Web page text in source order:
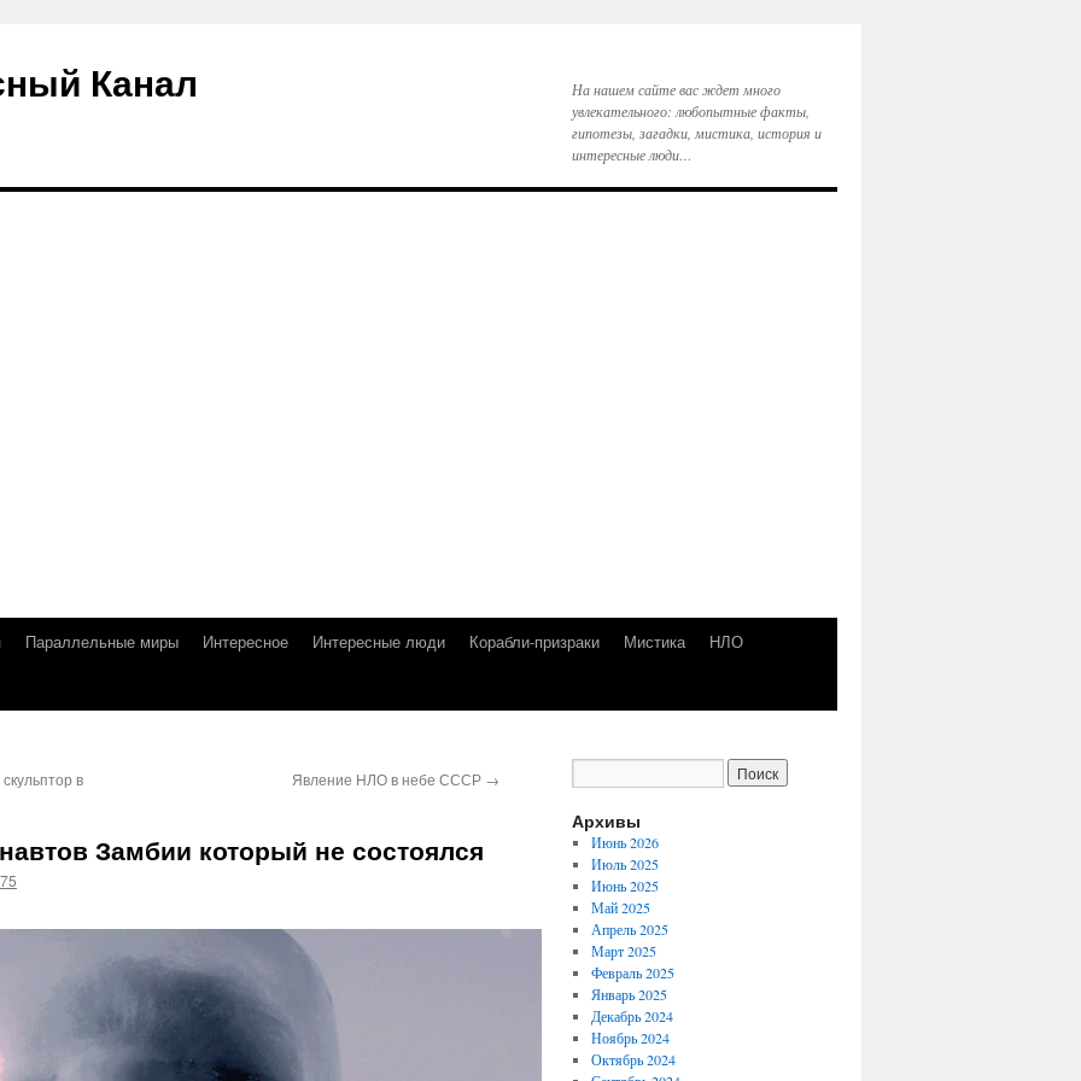
Канал
На нашем сайте вас ждет много
увлекательного: любопытные факты,
гипотезы, загадки, мистика, история и
интересные люди…
Параллельные миры Интересное Интересные люди Корабли-призраки Мистика
НЛО
в
Явление НЛО в небе СССР →
Замбии который не состоялся
Архивы
Июнь 2026
Июль 2025
Июнь 2025
Май 2025
Апрель 2025
Март 2025
Февраль 2025
Январь 2025
Декабрь 2024
Ноябрь 2024
Октябрь 2024